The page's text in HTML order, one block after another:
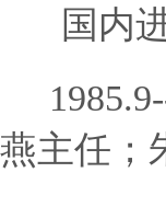
国内
燕主任；